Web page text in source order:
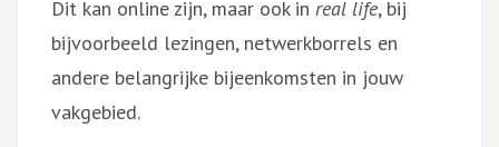
Dit kan online zijn, maar ook in real life, bij
bijvoorbeeld lezingen, netwerkborrels en
andere belangrijke bijeenkomsten in jouw
vakgebied.